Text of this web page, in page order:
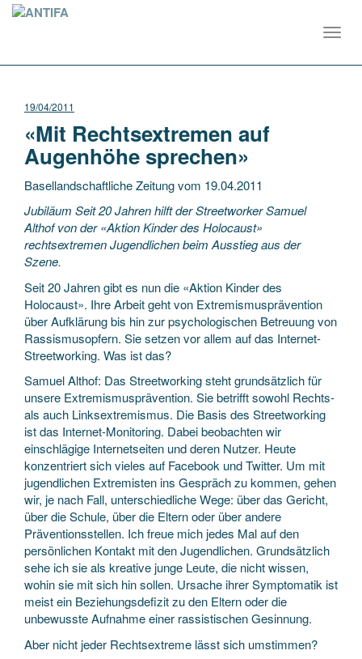
19/04/2011
«Mit Rechtsextremen auf
Augenhöhe sprechen»
Basellandschaftliche Zeitung vom 19.04.2011
Jubiläum Seit 20 Jahren hilft der Streetworker Samuel
Althof von der «Aktion Kinder des Holocaust»
rechtsextremen Jugendlichen beim Ausstieg aus der
Szene.
Seit 20 Jahren gibt es nun die «Aktion Kinder des
Holocaust». Ihre Arbeit geht von Extremismusprävention
über Aufklärung bis hin zur psychologischen Betreuung von
Rassismusopfern. Sie setzen vor allem auf das Internet-
Streetworking. Was ist das?
Samuel Althof: Das Streetworking steht grundsätzlich für
unsere Extremismusprävention. Sie betrifft sowohl Rechts-
als auch Linksextremismus. Die Basis des Streetworking
ist das Internet-Monitoring. Dabei beobachten wir
einschlägige Internetseiten und deren Nutzer. Heute
konzentriert sich vieles auf Facebook und Twitter. Um mit
jugendlichen Extremisten ins Gespräch zu kommen, gehen
wir, je nach Fall, unterschiedliche Wege: über das Gericht,
über die Schule, über die Eltern oder über andere
Präventionsstellen. Ich freue mich jedes Mal auf den
persönlichen Kontakt mit den Jugendlichen. Grundsätzlich
sehe ich sie als kreative junge Leute, die nicht wissen,
wohin sie mit sich hin sollen. Ursache ihrer Symptomatik ist
meist ein Beziehungsdefizit zu den Eltern oder die
unbewusste Aufnahme einer rassistischen Gesinnung.
Aber nicht jeder Rechtsextreme lässt sich umstimmen?